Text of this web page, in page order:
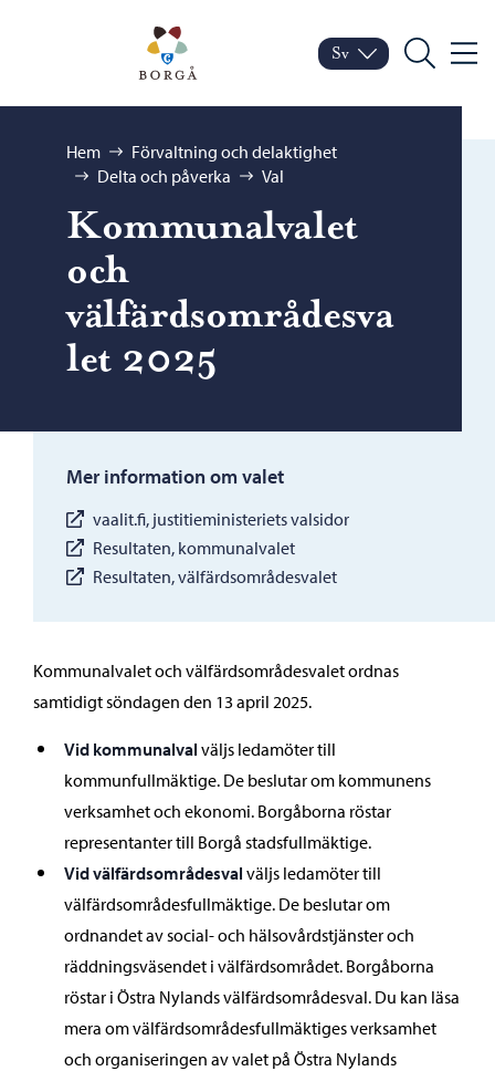
Porvoo – Gå till
Byt språk
Nuvarande språk:
Sv
Sök Meny
Bläddra:
Hem
Förvaltning och delaktighet
Delta och påverka
Val
Kommunalvalet
och
välfärdsområdesva
let 2025
Mer information om valet
vaalit.fi, justitieministeriets valsidor
Resultaten, kommunalvalet
Resultaten, välfärdsområdesvalet
Kommunalvalet och välfärdsområdesvalet ordnas
samtidigt söndagen den 13 april 2025.
Vid kommunalval väljs ledamöter till
kommunfullmäktige. De beslutar om kommunens
verksamhet och ekonomi. Borgåborna röstar
representanter till Borgå stadsfullmäktige.
Vid välfärdsområdesval väljs ledamöter till
välfärdsområdesfullmäktige. De beslutar om
ordnandet av social- och hälsovårdstjänster och
räddningsväsendet i välfärdsområdet. Borgåborna
röstar i Östra Nylands välfärdsområdesval. Du kan läsa
mera om välfärdsområdesfullmäktiges verksamhet
och organiseringen av valet på Östra Nylands